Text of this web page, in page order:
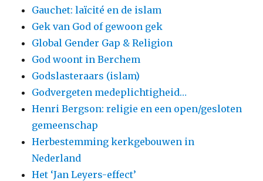
Gauchet: laïcité en de islam
Gek van God of gewoon gek
Global Gender Gap & Religion
God woont in Berchem
Godslasteraars (islam)
Godvergeten medeplichtigheid…
Henri Bergson: religie en een open/gesloten
gemeenschap
Herbestemming kerkgebouwen in
Nederland
Het ‘Jan Leyers-effect’